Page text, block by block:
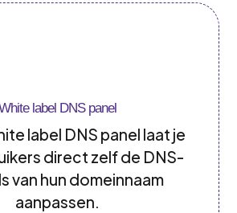
label DNS panel
label DNS panel laat je
direct zelf de DNS-
van hun domeinnaam
aanpassen.